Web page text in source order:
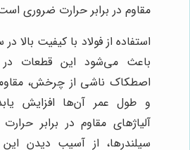
مقاوم در برابر حرارت ضروری
استفاده از فولاد با کیفیت
باعث می‌شود این قطعات در
اصطکاک ناشی از چرخش،
و طول عمر آن‌ها افزایش
آلیاژهای مقاوم در برابر
سیلندرها، از آسیب دیدن